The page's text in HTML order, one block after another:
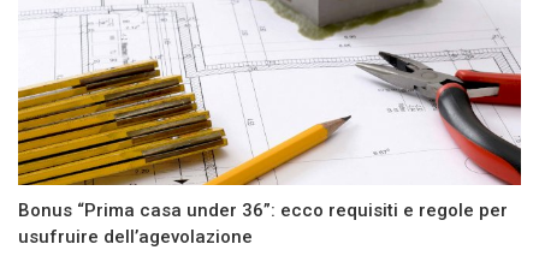
Bonus “Prima casa under 36”: ecco requisiti e regole per
usufruire dell’agevolazione